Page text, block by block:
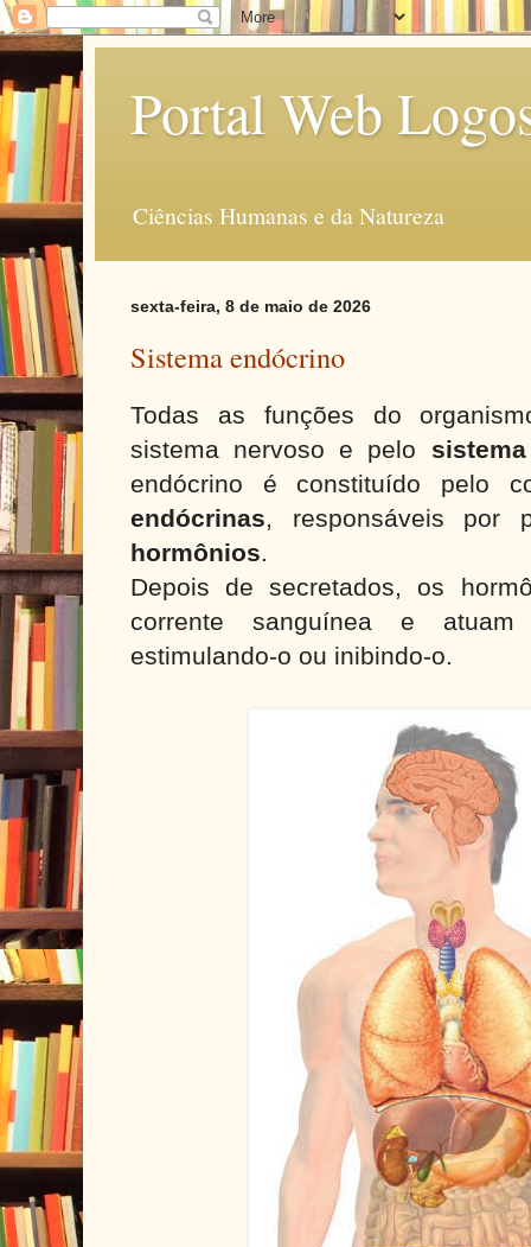
Portal Web
Ciências Humanas e da Natureza
sexta-feira, 8 de maio de 2026
Sistema endócrino
Todas as funções do
sistema nervoso e pelo
endócrino é constituído pelo
endócrinas, responsáveis por
hormônios.
Depois de secretados, os
corrente sanguínea e
estimulando-o ou inibindo-o.